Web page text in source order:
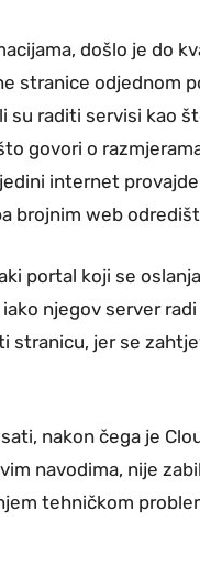
došlo je do
stranice odjednom
raditi servisi kao
govori o
internet
brojnim web
portal koji se
njegov server
stranicu, jer se
nakon čega je
navodima, nije
tehničkom